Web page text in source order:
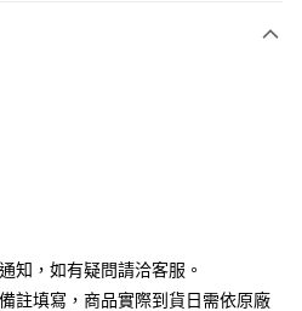
知，如有疑問請洽客服。
註填寫，商品實際到貨日需依原廠